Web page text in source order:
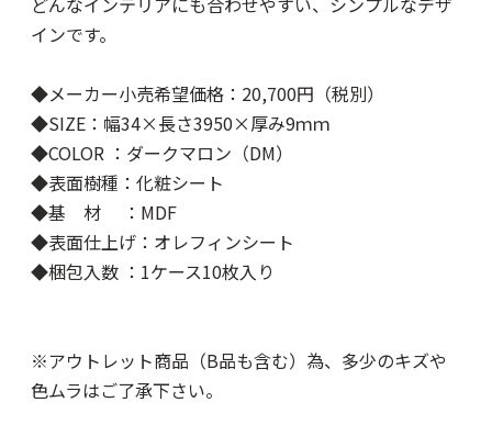
インです。
◆メーカー小売希望価格：20,700円（税別）
◆SIZE：幅34×長さ3950×厚み9ｍｍ
◆COLOR ：ダークマロン（DM）
◆表面樹種：化粧シート
◆基 材 ：MDF
◆表面仕上げ：オレフィンシート
◆梱包入数 ：1ケース10枚入り
※アウトレット商品（B品も含む）為、多少のキズや
色ムラはご了承下さい。